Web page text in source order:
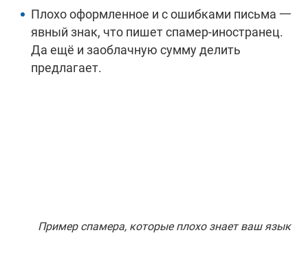
Плохо оформленное и с ошибками письма 一
явный знак, что пишет спамер-иностранец.
Да ещё и заоблачную сумму делить
предлагает.
Пример спамера, которые плохо знает ваш язык